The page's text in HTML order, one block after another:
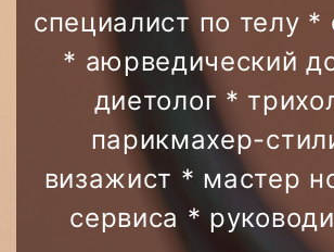
специалист по телу *
* аюрведический
диетолог *
парикмахер-
визажист * мастер
сервиса *